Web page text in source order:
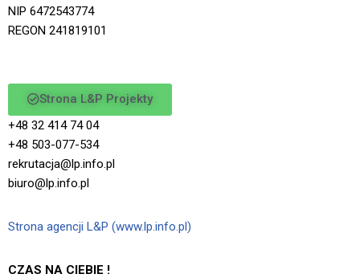
NIP 6472543774
REGON 241819101
Strona L&P Projekty
+48 32 414 74 04
+48 503-077-534
rekrutacja@lp.info.pl
biuro@lp.info.pl
Strona agencji L&P (www.lp.info.pl)
CZAS NA CIEBIE !